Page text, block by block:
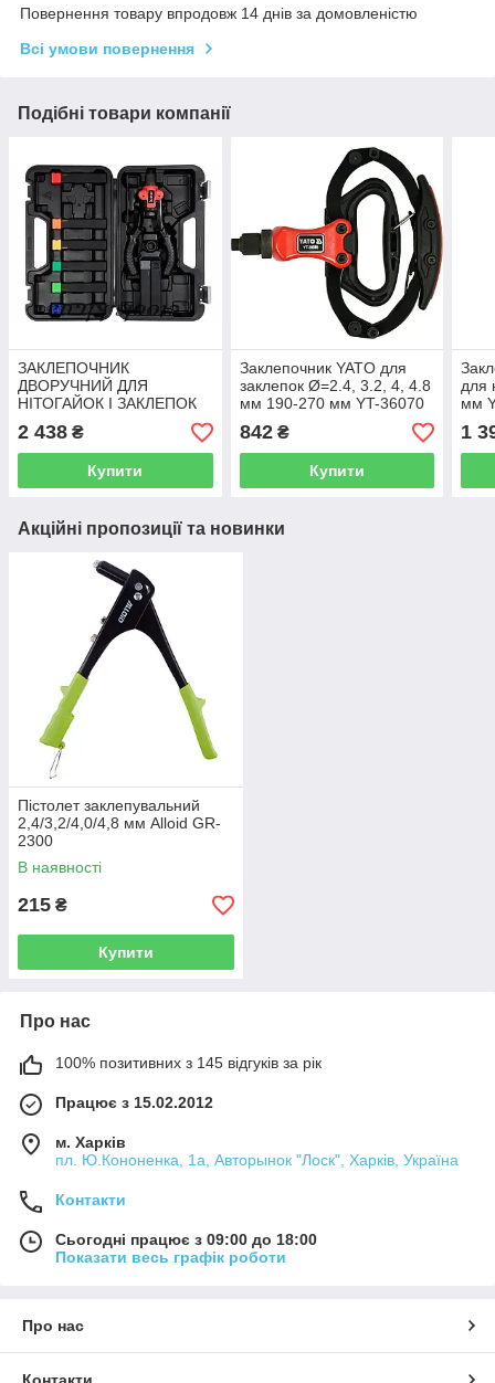
Повернення товару впродовж 14 днів за домовленістю
Всі умови повернення
Подібні товари компанії
ЗАКЛЕПОЧНИК
ДВОРУЧНИЙ ДЛЯ
НІТОГАЙОК І ЗАКЛЕПОК
L= 260 ММ YATO YT-
36091
2 438 ₴
Купити
Заклепочник YATO для
заклепок Ø=2.4, 3.2, 4, 4.8
мм 190-270 мм YT-36070
842₴
Купити
для
мм
1
Акційні пропозиції та новинки
Пістолет заклепувальний
2,4/3,2/4,0/4,8 мм Alloid GR-
2300
В наявності
215 ₴
Купити
Про нас
100% позитивних з 145 відгуків за рік
Працює з 15.02.2012
м. Харків
пл. Ю.Кононенка, 1а, Авторынок "Лоск", Харків, Україна
Контакти
Сьогодні працює з 09:00 до 18:00
Показати весь графік роботи
Про нас